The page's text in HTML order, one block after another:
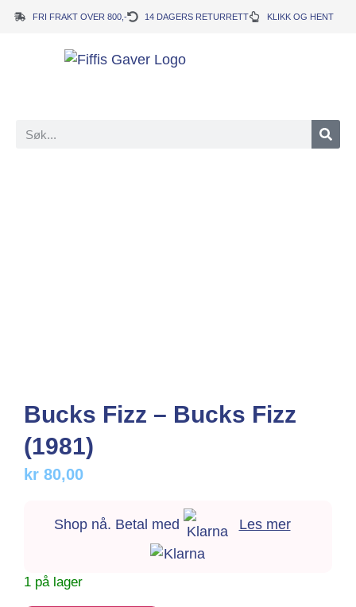
FRI FRAKT OVER 800,- 14 DAGERS RETURRETT KLIKK OG HENT
Bucks Fizz – Bucks Fizz
(1981)
kr 80,00
Shop nå. Betal med Les mer
1 på lager